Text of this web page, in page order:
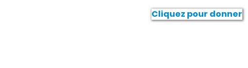
Cliquez pour donner